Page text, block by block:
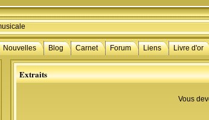
Nouvelles Blog Carnet Forum Liens Livre d'or
Extraits
Vous